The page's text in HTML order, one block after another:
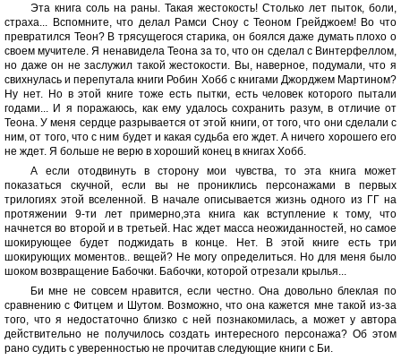
Эта книга соль на раны. Такая жестокость! Столько лет пыток, боли,
страха... Вспомните, что делал Рамси Сноу с Теоном Грейджоем! Во что
превратился Теон? В трясущегося старика, он боялся даже думать плохо о
своем мучителе. Я ненавидела Теона за то, что он сделал с Винтерфеллом,
но даже он не заслужил такой жестокости. Вы, наверное, подумали, что я
свихнулась и перепутала книги Робин Хобб с книгами Джорджем Мартином?
Ну нет. Но в этой книге тоже есть пытки, есть человек которого пытали
годами... И я поражаюсь, как ему удалось сохранить разум, в отличие от
Теона. У меня сердце разрывается от этой книги, от того, что они сделали с
ним, от того, что с ним будет и какая судьба его ждет. А ничего хорошего его
не ждет. Я больше не верю в хороший конец в книгах Хобб.
А если отодвинуть в сторону мои чувства, то эта книга может
показаться скучной, если вы не прониклись персонажами в первых
трилогиях этой вселенной. В начале описывается жизнь одного из ГГ на
протяжении 9-ти лет примерно,эта книга как вступление к тому, что
начнется во второй и в третьей. Нас ждет масса неожиданностей, но самое
шокирующее будет поджидать в конце. Нет. В этой книге есть три
шокирующих моментов.. вещей? Не могу определиться. Но для меня было
шоком возвращение Бабочки. Бабочки, которой отрезали крылья...
Би мне не совсем нравится, если честно. Она довольно блеклая по
сравнению с Фитцем и Шутом. Возможно, что она кажется мне такой из-за
того, что я недостаточно близко с ней познакомилась, а может у автора
действительно не получилось создать интересного персонажа? Об этом
рано судить с уверенностью не прочитав следующие книги с Би.